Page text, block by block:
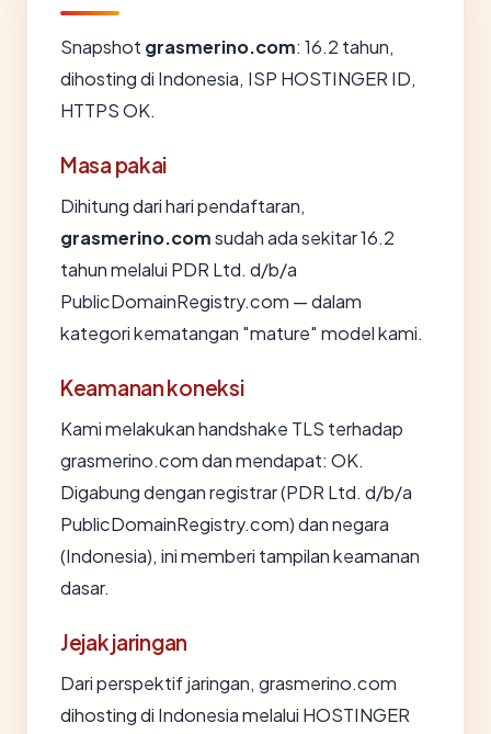
Snapshot grasmerino.com: 16.2 tahun,
dihosting di Indonesia, ISP HOSTINGER ID,
HTTPS OK.
Masa pakai
Dihitung dari hari pendaftaran,
grasmerino.comsudah ada sekitar 16.2
tahun melalui PDR Ltd. d/b/a
PublicDomainRegistry.com — dalam
kategori kematangan "mature" model kami.
Keamanan koneksi
Kami melakukan handshake TLS terhadap
grasmerino.com dan mendapat: OK.
Digabung dengan registrar (PDR Ltd. d/b/a
PublicDomainRegistry.com) dan negara
(Indonesia), ini memberi tampilan keamanan
dasar.
Jejak jaringan
Dari perspektif jaringan, grasmerino.com
dihosting di Indonesia melalui HOSTINGER